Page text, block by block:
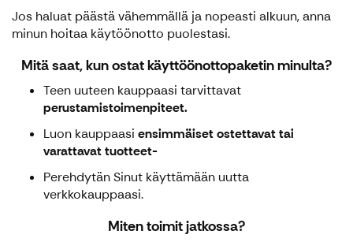
Jos haluat päästä vähemmällä ja nopeasti alkuun, anna
minun hoitaa käytöönotto puolestasi.
Mitä saat, kun ostat käyttöönottopaketin minulta?
Teen uuteen kauppaasi tarvittavat
perustamistoimenpiteet.
Luon kauppaasi ensimmäiset ostettavat tai
varattavat tuotteet-
Perehdytän Sinut käyttämään uutta
verkkokauppaasi.
Miten toimit jatkossa?